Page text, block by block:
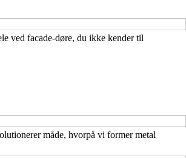
ved facade-døre, du ikke kender til
måde, hvorpå vi former metal